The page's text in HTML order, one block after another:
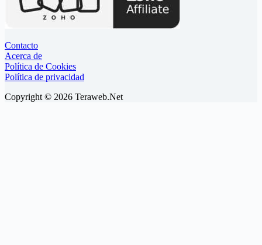
Contacto
Acerca de
Política de Cookies
Política de privacidad
Copyright © 2026 Teraweb.Net